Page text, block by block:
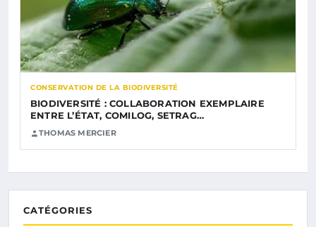
CONSERVATION DE LA BIODIVERSITÉ
BIODIVERSITÉ : COLLABORATION EXEMPLAIRE
ENTRE L’ÉTAT, COMILOG, SETRAG…
THOMAS MERCIER
CATÉGORIES